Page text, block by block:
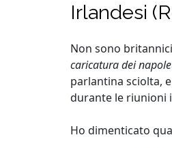
Irlandesi
Non sono
caricatura dei
parlantina sciolta,
durante le riunioni
Ho dimenticato